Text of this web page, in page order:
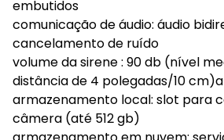
embutidos
comunicação de áudio: áudio
cancelamento de ruído
volume da sirene : 90 db (nível
distância de 4 polegadas/10
armazenamento local: slot para
câmera (até 512 gb)